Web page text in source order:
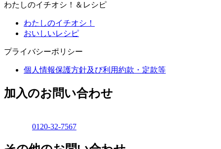
わたしのイチオシ！＆レシピ
わたしのイチオシ！
おいしいレシピ
プライバシーポリシー
個人情報保護方針及び利用約款・定款等
加入のお問い合わせ
0120-32-7567